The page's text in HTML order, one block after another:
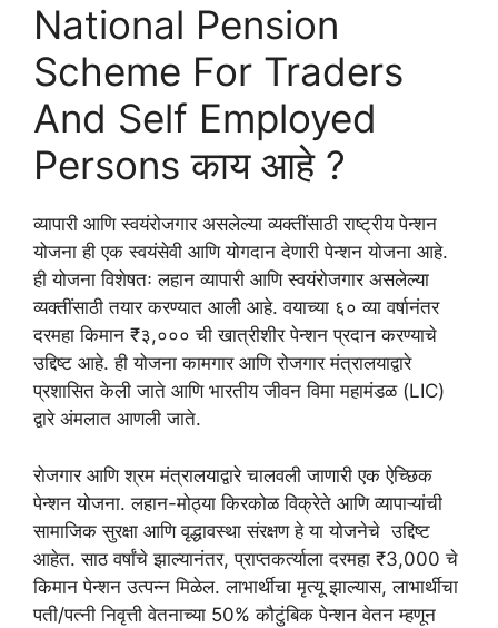
National Pension
Scheme For Traders
And Self Employed
Persons काय आहे ?
व्यापारी आणि स्वयंरोजगार असलेल्या व्यक्तींसाठी राष्ट्रीय पेन्शन
योजना ही एक स्वयंसेवी आणि योगदान देणारी पेन्शन योजना आहे.
ही योजना विशेषतः लहान व्यापारी आणि स्वयंरोजगार असलेल्या
व्यक्तींसाठी तयार करण्यात आली आहे. वयाच्या ६० व्या वर्षानंतर
दरमहा किमान ₹३,००० ची खात्रीशीर पेन्शन प्रदान करण्याचे
उद्दिष्ट आहे. ही योजना कामगार आणि रोजगार मंत्रालयाद्वारे
प्रशासित केली जाते आणि भारतीय जीवन विमा महामंडळ (LIC)
द्वारे अंमलात आणली जाते.
रोजगार आणि श्रम मंत्रालयाद्वारे चालवली जाणारी एक ऐच्छिक
पेन्शन योजना. लहान-मोठ्या किरकोळ विक्रेते आणि व्यापाऱ्यांची
सामाजिक सुरक्षा आणि वृद्धावस्था संरक्षण हे या योजनेचे उद्दिष्ट
आहेत. साठ वर्षांचे झाल्यानंतर, प्राप्तकर्त्याला दरमहा ₹3,000 चे
किमान पेन्शन उत्पन्न मिळेल. लाभार्थीचा मृत्यू झाल्यास, लाभार्थीचा
पती/पत्नी निवृत्ती वेतनाच्या 50% कौटुंबिक पेन्शन वेतन म्हणून